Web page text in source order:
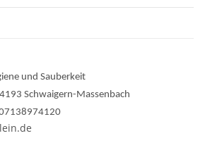
und Sauberkeit
Schwaigern-Massenbach